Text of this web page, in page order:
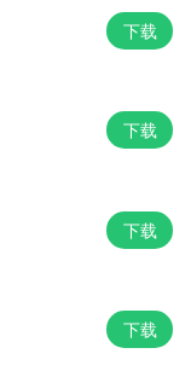
下载
下载
下载
下载